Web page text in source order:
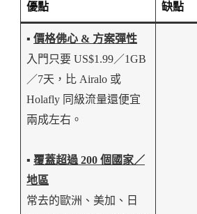
優點 缺點
▪️ 價格佛心 & 方案彈性
入門只要 US$1.99／1GB
／7天，比 Airalo 或
Holafly 同級流量還便宜
兩成左右。
▪️ 覆蓋超過 200 個國家／
地區
常去的歐洲、美加、日